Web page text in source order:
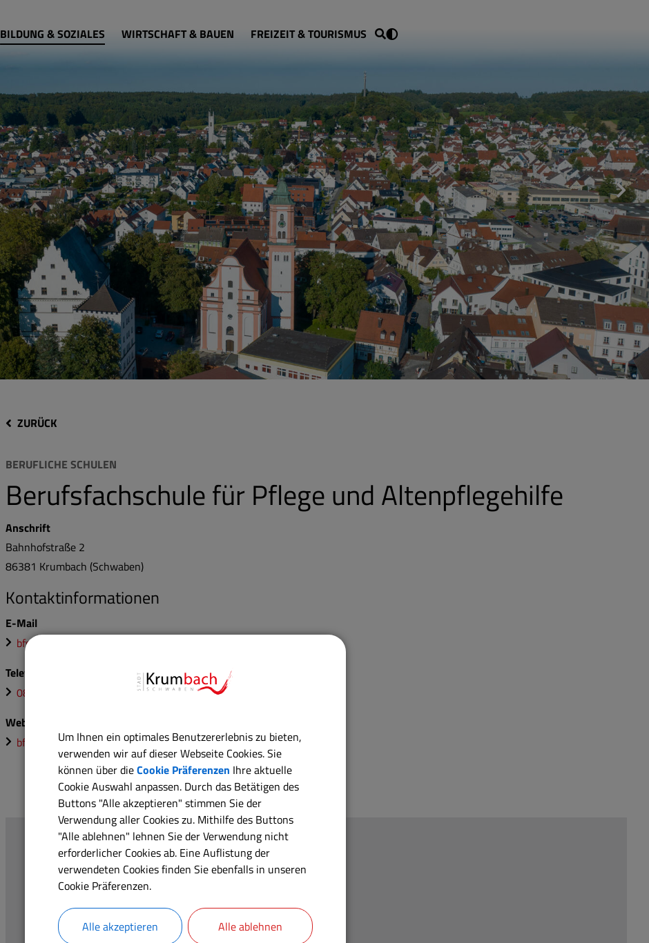
BILDUNG & SOZIALES WIRTSCHAFT & BAUEN FREIZEIT & TOURISMUS
ZURÜCK
BERUFLICHE SCHULEN
Berufsfachschule für Pflege und Altenpflegehilfe
Anschrift
Bahnhofstraße 2
86381 Krumbach (Schwaben)
Kontaktinformationen
E-Mail
bfspflege@drw.de
Telefon
08282 6209-300
Website
bfspflege-krumbach.de/
Um Ihnen ein optimales Benutzererlebnis zu bieten,
verwenden wir auf dieser Webseite Cookies. Sie
können über dieCookie Präferenzen Ihre aktuelle
Cookie Auswahl anpassen. Durch das Betätigen des
Buttons "Alle akzeptieren" stimmen Sie der
Verwendung aller Cookies zu. Mithilfe des Buttons
"Alle ablehnen" lehnen Sie der Verwendung nicht
erforderlicher Cookies ab. Eine Auflistung der
verwendeten Cookies finden Sie ebenfalls in unseren
Cookie Präferenzen.
Alle akzeptieren Alle ablehnen